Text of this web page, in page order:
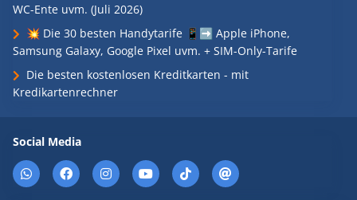
WC-Ente uvm. (Juli 2026)
💥 Die 30 besten Handytarife 📱➡️ Apple iPhone,
Samsung Galaxy, Google Pixel uvm. + SIM-Only-Tarife
Die besten kostenlosen Kreditkarten - mit
Kredikartenrechner
Social Media